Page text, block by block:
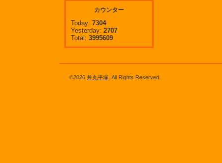
カウンター
Today: 7304
Yesterday: 2707
Total: 3995609
©2026 丼丸平塚 . All Rights Reserved.